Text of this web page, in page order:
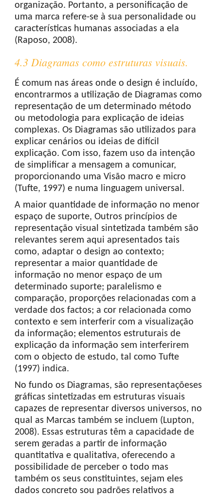
organização. Portanto, a personificação de
uma marca refere-se à sua personalidade ou
características humanas associadas a ela
(Raposo, 2008).
4.3 Diagramas como estruturas visuais.
É comum nas áreas onde o design é incluído,
encontrarmos a utilização de Diagramas como
representação de um determinado método
ou metodologia para explicação de ideias
complexas. Os Diagramas são utilizados para
explicar cenários ou ideias de difícil
explicação. Com isso, fazem uso da intenção
de simplificar a mensagem a comunicar,
proporcionando uma Visão macro e micro
(Tufte, 1997) e numa linguagem universal.
A maior quantidade de informação no menor
espaço de suporte, Outros princípios de
representação visual sintetizada também são
relevantes serem aqui apresentados tais
como, adaptar o design ao contexto;
representar a maior quantidade de
informação no menor espaço de um
determinado suporte; paralelismo e
comparação, proporções relacionadas com a
verdade dos factos; a cor relacionada como
contexto e sem interferir com a visualização
da informação; elementos estruturais de
explicação da informação sem interferirem
com o objecto de estudo, tal como Tufte
(1997) indica.
No fundo os Diagramas, são representaçõeses
gráficas sintetizadas em estruturas visuais
capazes de representar diversos universos, no
qual as Marcas também se incluem (Lupton,
2008). Essas estruturas têm a capacidade de
serem geradas a partir de informação
quantitativa e qualitativa, oferecendo a
possibilidade de perceber o todo mas
também os seus constituintes, sejam eles
dados concreto sou padrões relativos a